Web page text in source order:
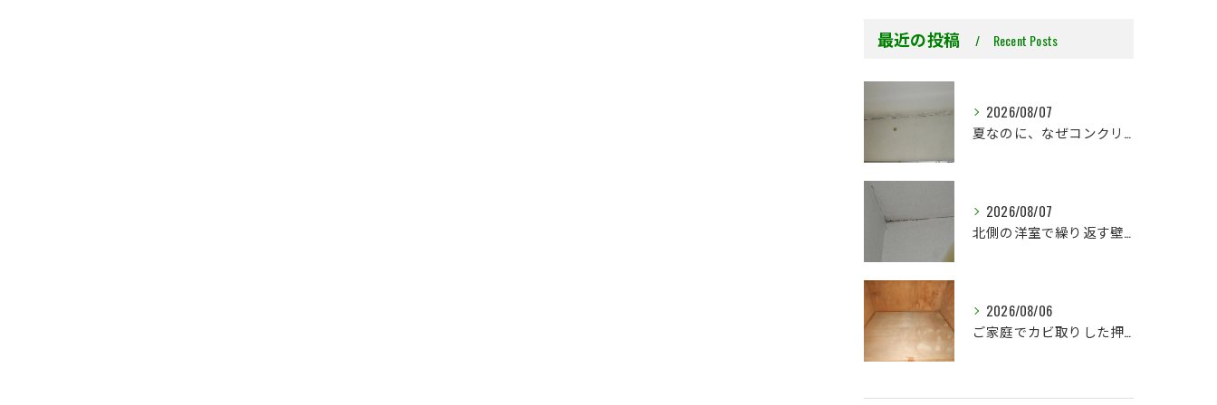
最近の投稿 Recent Posts
2026/08/07
夏なのに、なぜコンクリート直張り壁紙のカビ相談が増えるのでしょうか？
2026/08/07
北側の洋室で繰り返す壁紙カビ｜コンクリート下地なら結露対策も選択肢です
2026/08/06
ご家庭でカビ取りした押入れ、そのままにしていませんか？